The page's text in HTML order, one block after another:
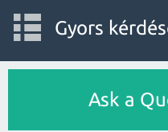
Gyors
Ask a